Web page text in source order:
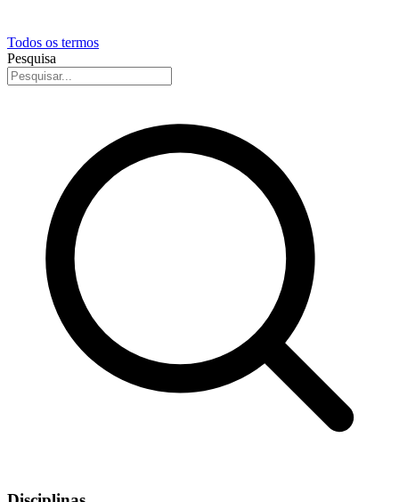
Todos os termos
Pesquisa